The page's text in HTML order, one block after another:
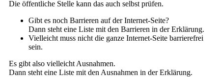
Die öffentliche Stelle kann das auch selbst prüfen.
Gibt es noch Barrieren auf der Internet-Seite?
Dann steht eine Liste mit den Barrieren in der Erklärung.
Vielleicht muss nicht die ganze Internet-Seite barrierefrei
sein.
Es gibt also vielleicht Ausnahmen.
Dann steht eine Liste mit den Ausnahmen in der Erklärung.